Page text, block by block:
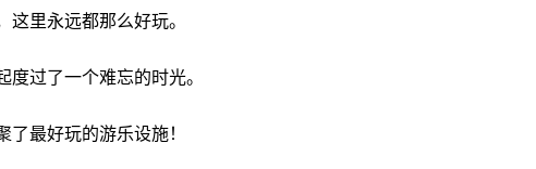
里永远都那么好玩。
过了一个难忘的时光。
最好玩的游乐设施！